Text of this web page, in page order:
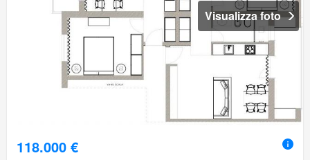
Visualizza foto
118.000 €